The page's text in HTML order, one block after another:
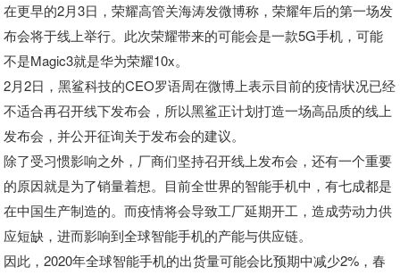
在更早的2月3日，荣耀高管关海涛发微博称，荣耀年后的第一场发
布会将于线上举行。此次荣耀带来的可能会是一款5G手机，可能
不是Magic3就是华为荣耀10x。
2月2日，黑鲨科技的CEO罗语周在微博上表示目前的疫情状况已经
不适合再召开线下发布会，所以黑鲨正计划打造一场高品质的线上
发布会，并公开征询关于发布会的建议。
除了受习惯影响之外，厂商们坚持召开线上发布会，还有一个重要
的原因就是为了销量着想。 目前全世界的智能手机中，有七成都是
在中国生产制造的。而疫情将会导致工厂延期开工，造成劳动力供
应短缺，进而影响到全球智能手机的产能与供应链。
因此，2020年全球智能手机的出货量可能会比预期中减少2%，春